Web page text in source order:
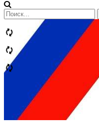
Сообщений
категории
Теги